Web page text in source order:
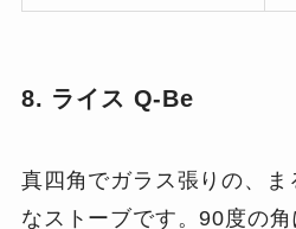
8. ライス Q-Be
真四角でガラス張りの、ま
なストーブです。90度の